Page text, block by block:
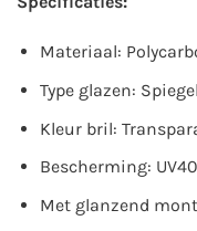
Materiaal:
Type glazen:
Kleur bril:
Bescherming:
Met glanzend